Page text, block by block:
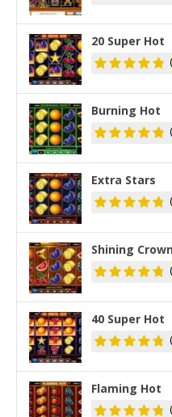
20 Super Hot
Burning Hot
Extra Stars
Shining
40 Super Hot
Flaming Hot